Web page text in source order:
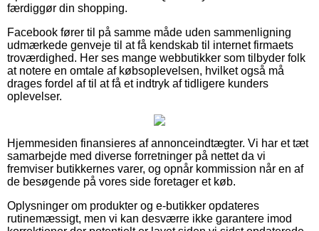
færdiggør din shopping.
Facebook fører til på samme måde uden sammenligning
udmærkede genveje til at få kendskab til internet firmaets
troværdighed. Her ses mange webbutikker som tilbyder folk
at notere en omtale af købsoplevelsen, hvilket også må
drages fordel af til at få et indtryk af tidligere kunders
oplevelser.
Hjemmesiden finansieres af annonceindtægter. Vi har et tæt
samarbejde med diverse forretninger på nettet da vi
fremviser butikkernes varer, og opnår kommission når en af
de besøgende på vores side foretager et køb.
Oplysninger om produkter og e-butikker opdateres
rutinemæssigt, men vi kan desværre ikke garantere imod